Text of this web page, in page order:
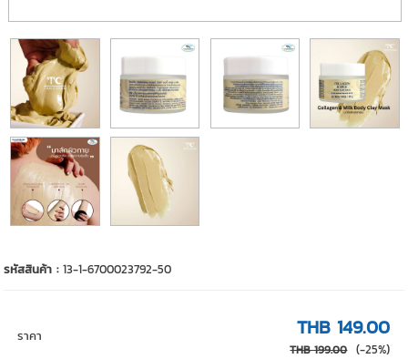
รหัสสินค้า :13-1-6700023792-50
ราคา THB 149.00
THB 199.00 (-25%)